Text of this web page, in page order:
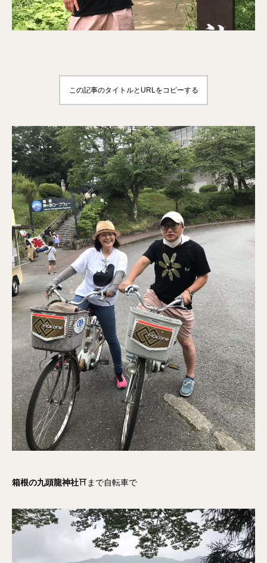
この記事のタイトルとURLをコピーする
箱根の九頭龍神社⛩まで自転車で